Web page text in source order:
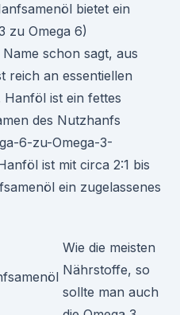
bietet ein
zu Omega 6)
schon sagt, aus
reich an essentiellen
Hanföl ist ein fettes
des Nutzhanfs
6-zu-Omega-3-
ist mit circa 2:1 bis
ein zugelassenes
Wie die meisten
Nährstoffe, so
sollte man auch